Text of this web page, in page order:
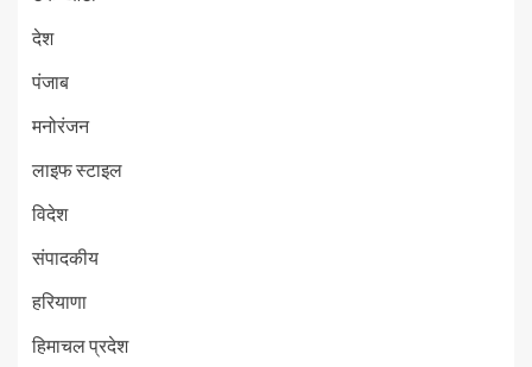
देश
पंजाब
मनोरंजन
लाइफ स्टाइल
विदेश
संपादकीय
हरियाणा
हिमाचल प्रदेश